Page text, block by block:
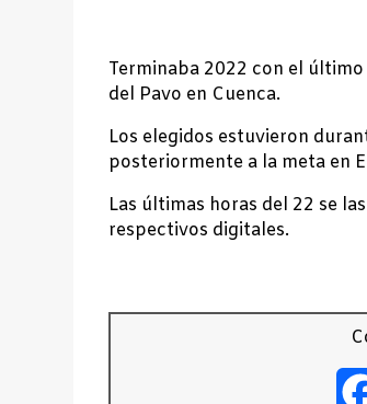
Terminaba 2022 con el
del Pavo en Cuenca.
Los elegidos estuvieron
posteriormente a la meta en
Las últimas horas del 22 se
respectivos digitales.